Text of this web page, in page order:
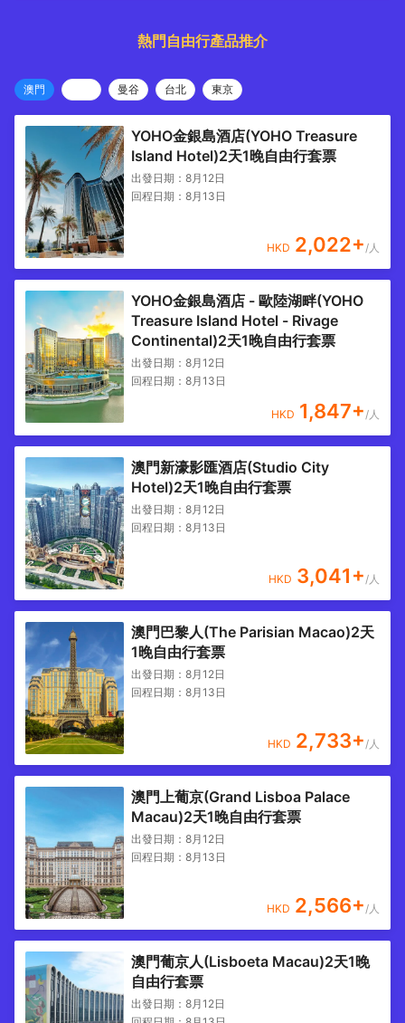
熱門自由行產品推介
澳門 曼谷 台北 東京
YOHO金銀島酒店(YOHO Treasure
Island Hotel)2天1晚自由行套票
出發日期： 8月12日
回程日期： 8月13日
HKD 2,022+ /人
YOHO金銀島酒店 - 歐陸湖畔(YOHO
Treasure Island Hotel - Rivage
Continental)2天1晚自由行套票
出發日期： 8月12日
回程日期： 8月13日
HKD 1,847+ /人
澳門新濠影匯酒店(Studio City
Hotel)2天1晚自由行套票
出發日期： 8月12日
回程日期： 8月13日
HKD 3,041+ /人
澳門巴黎人(The Parisian Macao)2天
1晚自由行套票
出發日期： 8月12日
回程日期： 8月13日
HKD 2,733+ /人
澳門上葡京(Grand Lisboa Palace
Macau)2天1晚自由行套票
出發日期： 8月12日
回程日期： 8月13日
HKD 2,566+ /人
澳門葡京人(Lisboeta Macau)2天1晚
自由行套票
出發日期： 8月12日